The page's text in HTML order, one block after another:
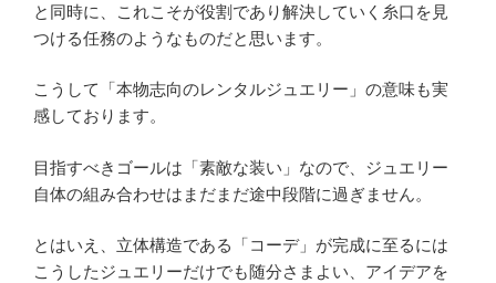
と同時に、これこそが役割であり解決していく糸口を見
つける任務のようなものだと思います。
こうして「本物志向のレンタルジュエリー」の意味も実
感しております。
目指すべきゴールは「素敵な装い」なので、ジュエリー
自体の組み合わせはまだまだ途中段階に過ぎません。
とはいえ、立体構造である「コーデ」が完成に至るには
こうしたジュエリーだけでも随分さまよい、アイデアを